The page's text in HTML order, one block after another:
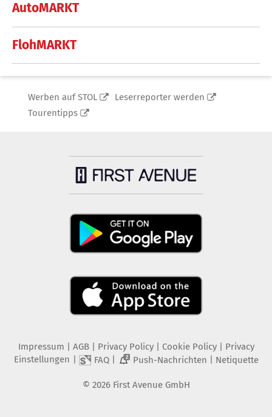
AutoMARKT
FlohMARKT
Werben auf STOL
Leserreporter werden
Tourentipps
Impressum AGB Privacy Policy| Cookie Policy| Privacy
Einstellungen
FAQ| 2 Push-Nachrichten Netiquette
© 2026 First Avenue GmbH